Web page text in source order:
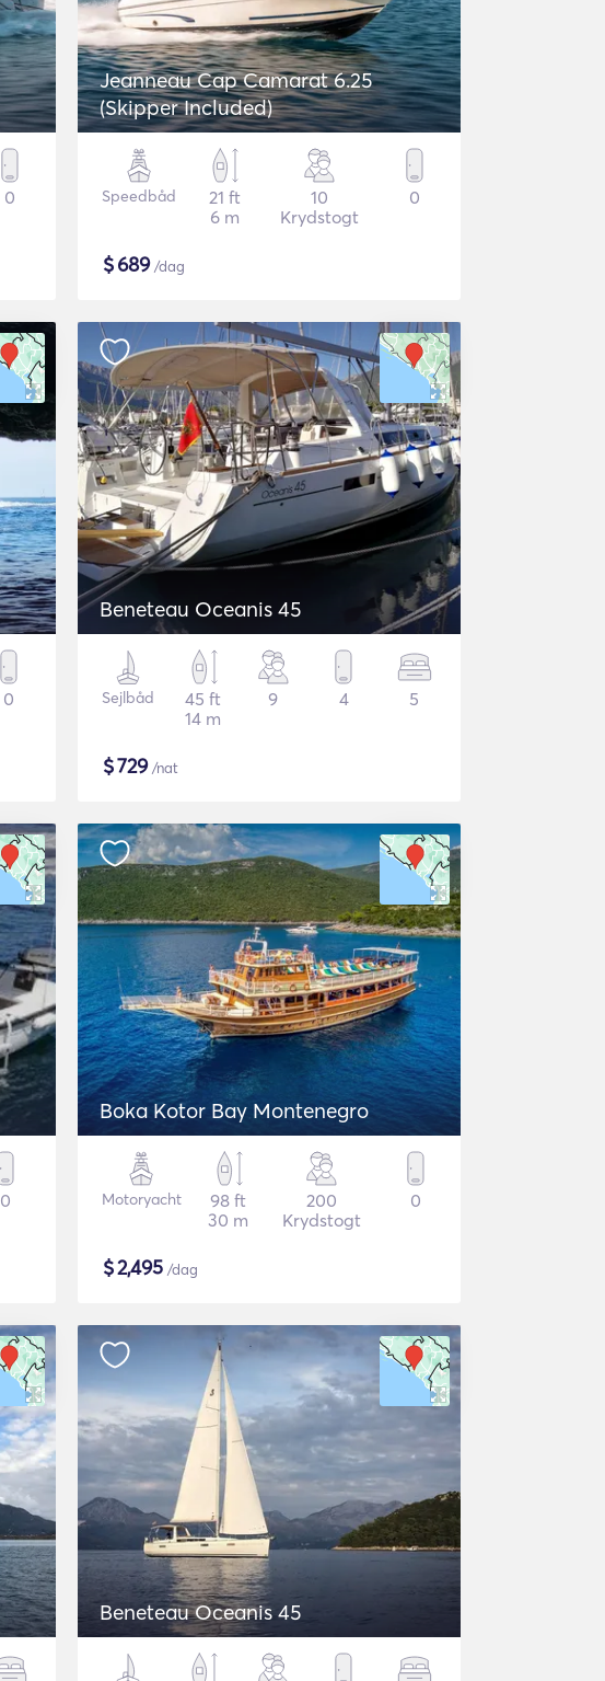
0
Jeanneau Cap Camarat 6.25
(Skipper Included)
Speedbåd
21 ft
6 m
10
Krydstogt
0
$689/dag
0
Beneteau Oceanis 45
Sejlbåd
45 ft
14 m
9 4 5
$729/nat
0
Boka Kotor Bay Montenegro
Motoryacht
98 ft
30 m
200
Krydstogt
0
$2,495 /dag
Beneteau Oceanis 45